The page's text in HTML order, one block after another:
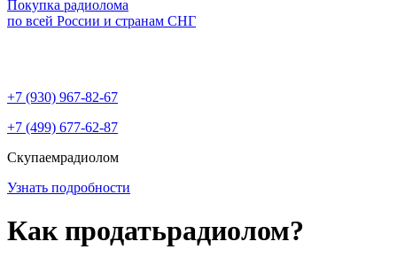
Покупка радиолома
по всей России и странам СНГ
+7 (930) 967-82-67
+7 (499) 677-62-87
Скупаемрадиолом
Узнать подробности
Как продатьрадиолом?